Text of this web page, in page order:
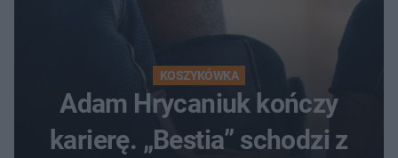
KOSZYKÓWKA
Adam Hrycaniuk kończy
karierę. „Bestia” schodzi z